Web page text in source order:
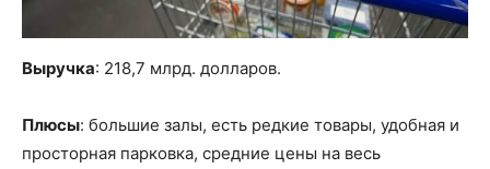
Выручка: 218,7 млрд. долларов.
Плюсы: большие залы, есть редкие товары, удобная и
просторная парковка, средние цены на весь